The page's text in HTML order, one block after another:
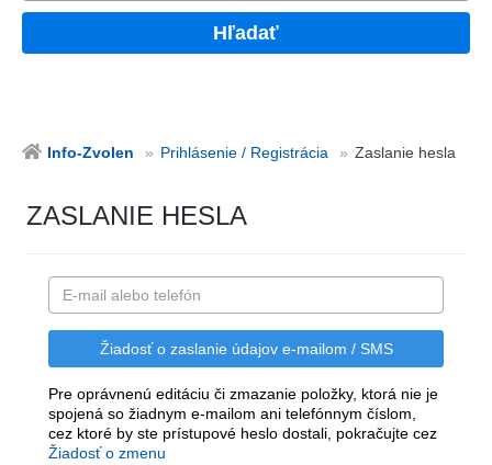
Hľadať
Info-Zvolen Prihlásenie / Registrácia Zaslanie hesla
ZASLANIE HESLA
Pre oprávnenú editáciu či zmazanie položky, ktorá nie je
spojená so žiadnym e-mailom ani telefónnym číslom,
cez ktoré by ste prístupové heslo dostali, pokračujte cez
Žiadosť o zmenu